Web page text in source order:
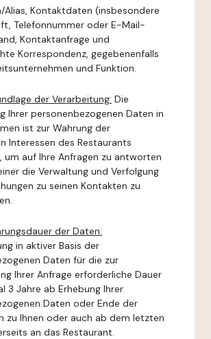
Alias, Kontaktdaten (insbesondere
Telefonnummer oder E-Mail-
Kontaktanfrage und
Korrespondenz, gegebenenfalls
und Funktion.
der Verarbeitung: Die
Ihrer personenbezogenen Daten in
ist zur Wahrung der
Interessen des Restaurants
um auf Ihre Anfragen zu antworten
die Verwaltung und Verfolgung
zu seinen Kontakten zu
der Daten:
in aktiver Basis der
Daten für die zur
Ihrer Anfrage erforderliche Dauer
3 Jahre ab Erhebung Ihrer
Daten oder Ende der
zu Ihnen oder auch ab dem letzten
an das Restaurant.